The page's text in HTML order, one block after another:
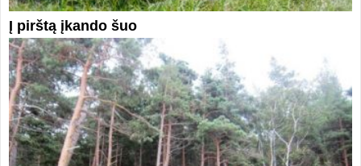
Į pirštą įkando šuo